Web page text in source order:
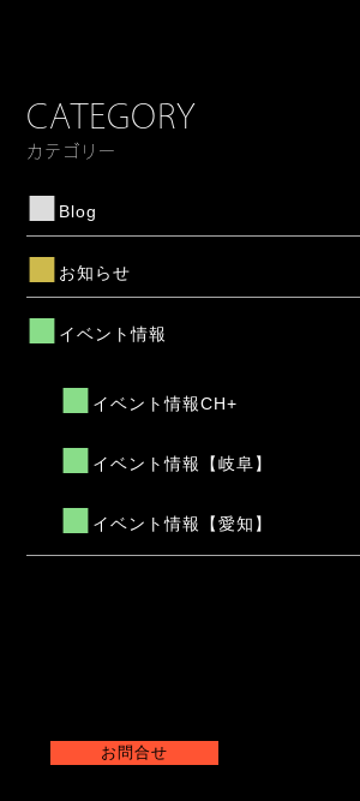
CATEGORY
カテゴリー
Blog
お知らせ
イベント情報
イベント情報CH+
イベント情報【岐阜】
イベント情報【愛知】
お問合せ